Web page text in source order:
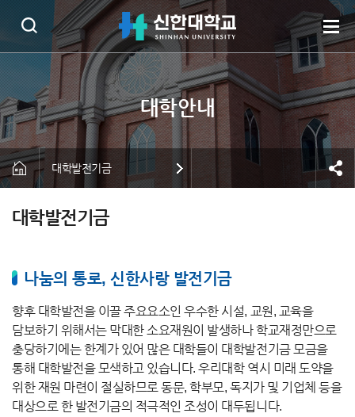
대학발전기금
대학발전기금
나눔의 통로, 신한사랑 발전기금
향후 대학발전을 이끌 주요요소인 우수한 시설, 교원, 교육을
담보하기 위해서는 막대한 소요재원이 발생하나 학교재정만으로
충당하기에는 한계가 있어 많은 대학들이 대학발전기금 모금을
통해 대학발전을 모색하고 있습니다. 우리대학 역시 미래 도약을
위한 재원 마련이 절실하므로 동문, 학부모, 독지가 및 기업체 등을
대상으로 한 발전기금의 적극적인 조성이 대두됩니다.